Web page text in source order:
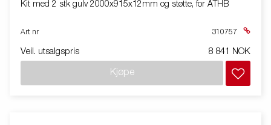
Kit med 2 stk gulv 2000x915x12mm og støtte, for ATHB
Art nr 310757
Veil. utsalgspris 8 841 NOK
Kjøpe